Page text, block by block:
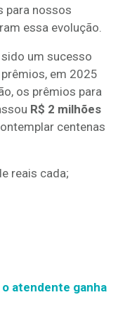
para nossos
essa evolução.
um sucesso
em 2025
os prêmios para
R$ 2 milhões
centenas
reais cada;
atendente ganha